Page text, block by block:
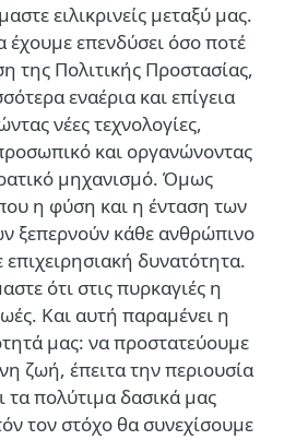
ειλικρινείς μεταξύ μας.
έχουμε επενδύσει όσο ποτέ
της Πολιτικής Προστασίας,
εναέρια και επίγεια
νέες τεχνολογίες,
και οργανώνοντας
μηχανισμό. Όμως
η φύση και η ένταση των
ξεπερνούν κάθε ανθρώπινο
επιχειρησιακή δυνατότητα.
ότι στις πυρκαγιές η
Και αυτή παραμένει η
μας: να προστατεύουμε
ζωή, έπειτα την περιουσία
τα πολύτιμα δασικά μας
τον στόχο θα συνεχίσουμε